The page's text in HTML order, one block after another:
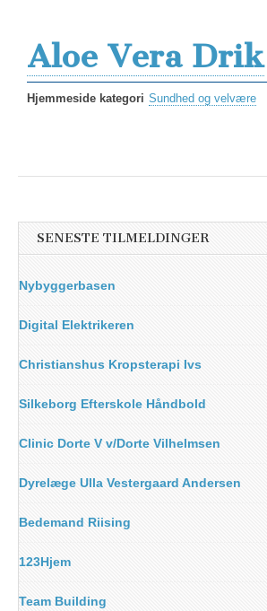
Aloe Vera Drik
Hjemmeside kategori Sundhed og velvære
SENESTE TILMELDINGER
Nybyggerbasen
Digital Elektrikeren
Christianshus Kropsterapi Ivs
Silkeborg Efterskole Håndbold
Clinic Dorte V v/Dorte Vilhelmsen
Dyrelæge Ulla Vestergaard Andersen
Bedemand Riising
123Hjem
Team Building